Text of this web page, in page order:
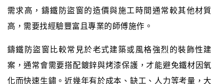
需求高，鑄鐵防盜窗的造價與施工時間通常較其他材質
高，需要找經驗豐富且專業的師傅施作。
鑄鐵防盜窗比較常見於老式建築或風格強烈的裝飾性建
案，通常會需要搭配鍍鋅與烤漆保護，才能避免鐵材因氧
化而快速生鏽。近幾年有於成本、缺工、人力等考量，大